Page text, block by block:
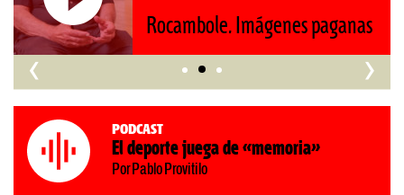
Rocambole. Imágenes paganas
‹ ›
Podcast
El deporte juega de «memoria»
Por Pablo Provitilo